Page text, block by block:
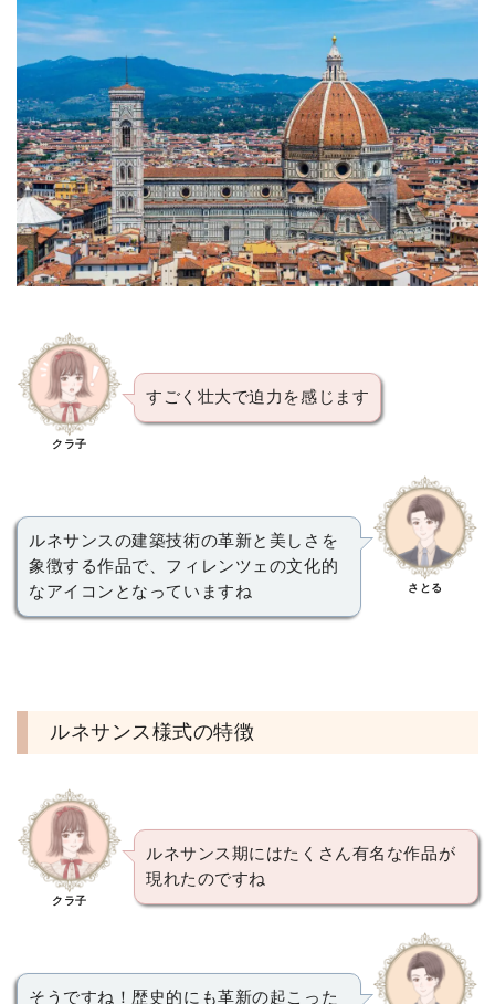
クラ子
すごく壮大で迫力を感じます
ルネサンスの建築技術の革新と美しさを
象徴する作品で、フィレンツェの文化的
なアイコンとなっていますね
さとる
ルネサンス様式の特徴
クラ子
ルネサンス期にはたくさん有名な作品が
現れたのですね
そうですね！歴史的にも革新の起こった